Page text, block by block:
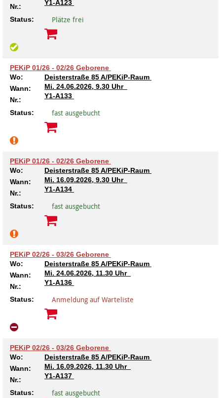
Nr.: Y1-A123
Status: Plätze frei
PEKiP 01/26 - 02/26 Geborene
Wo:
Deisterstraße 85 A/PEKiP-Raum
Wann:
Mi. 24.06.2026, 9.30 Uhr
Nr.:
Y1-A133
Status: fast ausgebucht
PEKiP 01/26 - 02/26 Geborene
Wo:
Deisterstraße 85 A/PEKiP-Raum
Wann:
Mi. 16.09.2026, 9.30 Uhr
Nr.:
Y1-A134
Status: fast ausgebucht
PEKiP 02/26 - 03/26 Geborene
Wo:
Deisterstraße 85 A/PEKiP-Raum
Wann:
Mi. 24.06.2026, 11.30 Uhr
Nr.:
Y1-A136
Status: Anmeldung auf Warteliste
PEKiP 02/26 - 03/26 Geborene
Wo:
Deisterstraße 85 A/PEKiP-Raum
Wann:
Mi. 16.09.2026, 11.30 Uhr
Nr.:
Y1-A137
Status: fast ausgebucht